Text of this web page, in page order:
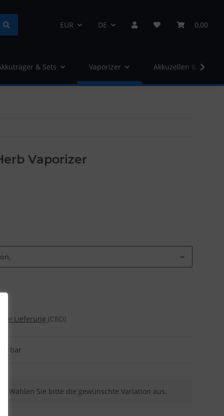
EUR DE 0,00
& Sets Vaporizer Akkuzellen &
Vaporizer
Lieferung (CBD)
Wählen Sie bitte die gewünschte Variation aus.